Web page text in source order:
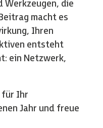
Werkzeugen, die
macht es
Ihren
entsteht
ein Netzwerk,
für Ihr
Jahr und freue